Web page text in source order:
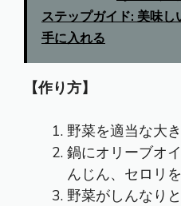
ステップガイド: 美味
手に入れる
【作り方】
野菜を適当な大
鍋にオリーブオ
んじん、セロリ
野菜がしんなり